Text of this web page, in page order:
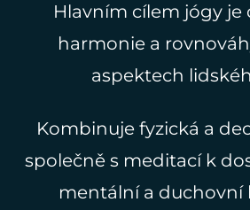
Hlavním cílem jógy
harmonie a
aspektech
Kombinuje fyzická a
společně s meditací k
mentální a duchovní